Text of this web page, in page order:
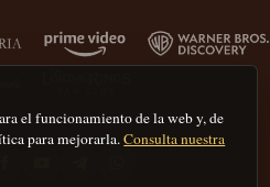
el funcionamiento de la web y, de
para mejorarla.Consulta nuestra